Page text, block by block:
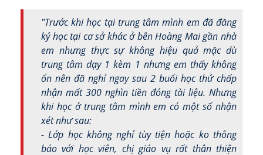
"Trước khi học tại trung tâm mình em đã đăng
ký học tại cơ sở khác ở bên Hoàng Mai gần nhà
em nhưng thực sự không hiệu quả mặc dù
trung tâm dạy 1 kèm 1 nhưng em thấy không
ổn nên đã nghỉ ngay sau 2 buổi học thử chấp
nhận mất 300 nghìn tiền đóng tài liệu. Nhưng
khi học ở trung tâm mình em có một số nhận
xét như sau:
- Lớp học không nghỉ tùy tiện hoặc ko thông
báo với học viên, chị giáo vụ rất thân thiện